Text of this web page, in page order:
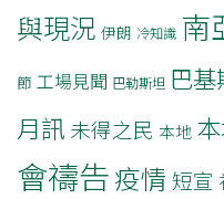
與現況 伊朗 冷知識 南
節 工場見聞 巴勒斯坦 巴基
月訊 未得之民 本地
會禱告疫情 短宣